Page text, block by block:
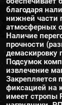
благодаря
нижней части
атмосферных
Наличие
прочности
демаскировку
Подсумок
извлечение
Закрепляется
фиксацией на
имеет стропы